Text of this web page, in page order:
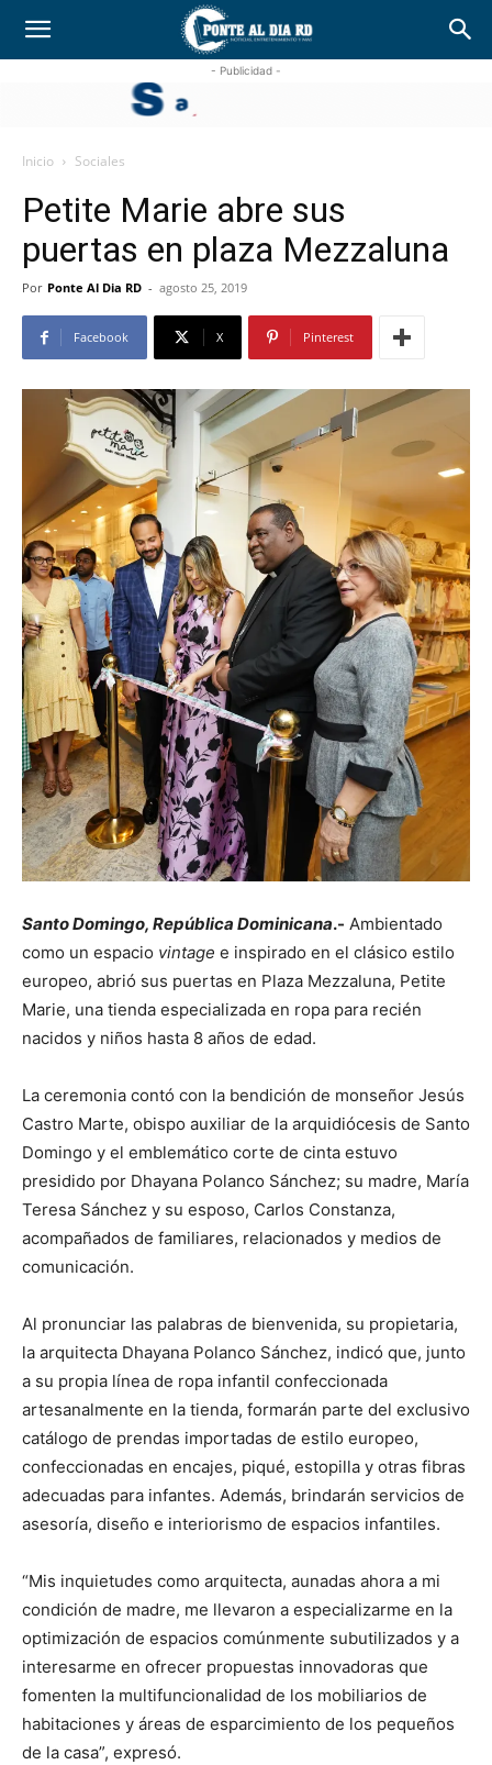
- Publicidad -
Inicio Sociales
Petite Marie abre sus
puertas en plaza Mezzaluna
Por Ponte Al Dia RD - agosto 25, 2019
Facebook X Pinterest
Santo Domingo, República Dominicana.- Ambientado
como un espacio vintage e inspirado en el clásico estilo
europeo, abrió sus puertas en Plaza Mezzaluna, Petite
Marie, una tienda especializada en ropa para recién
nacidos y niños hasta 8 años de edad.
La ceremonia contó con la bendición de monseñor Jesús
Castro Marte, obispo auxiliar de la arquidiócesis de Santo
Domingo y el emblemático corte de cinta estuvo
presidido por Dhayana Polanco Sánchez; su madre, María
Teresa Sánchez y su esposo, Carlos Constanza,
acompañados de familiares, relacionados y medios de
comunicación.
Al pronunciar las palabras de bienvenida, su propietaria,
la arquitecta Dhayana Polanco Sánchez, indicó que, junto
a su propia línea de ropa infantil confeccionada
artesanalmente en la tienda, formarán parte del exclusivo
catálogo de prendas importadas de estilo europeo,
confeccionadas en encajes, piqué, estopilla y otras fibras
adecuadas para infantes. Además, brindarán servicios de
asesoría, diseño e interiorismo de espacios infantiles.
“Mis inquietudes como arquitecta, aunadas ahora a mi
condición de madre, me llevaron a especializarme en la
optimización de espacios comúnmente subutilizados y a
interesarme en ofrecer propuestas innovadoras que
fomenten la multifuncionalidad de los mobiliarios de
habitaciones y áreas de esparcimiento de los pequeños
de la casa”, expresó.